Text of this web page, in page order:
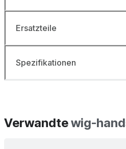
Ersatzteile
Spezifikationen
Verwandtewig-